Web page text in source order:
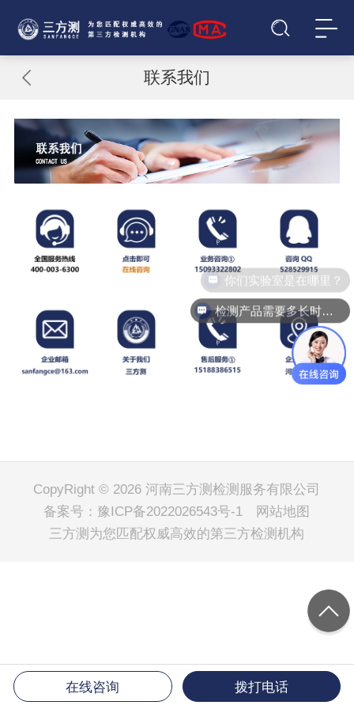
联系我们
CopyRight © 2026 河南三方测检测服务有限公司
备案号： 豫ICP备2022026543号-1
网站地图
三方测 为您匹配权威高效的第三方检测机构
检测产品需要多长时间？
你们实验室是在哪里？
在线咨询 拨打电话